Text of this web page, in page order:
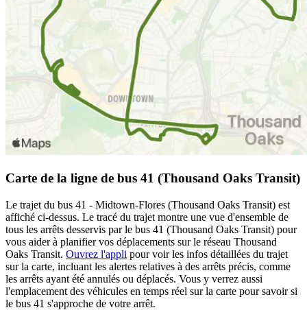
Carte de la ligne de bus 41 (Thousand Oaks Transit)
Le trajet du bus 41 - Midtown-Flores (Thousand Oaks Transit) est
affiché ci-dessus. Le tracé du trajet montre une vue d'ensemble de
tous les arrêts desservis par le bus 41 (Thousand Oaks Transit) pour
vous aider à planifier vos déplacements sur le réseau Thousand
Oaks Transit. Ouvrez l'appli pour voir les infos détaillées du trajet
sur la carte, incluant les alertes relatives à des arrêts précis, comme
les arrêts ayant été annulés ou déplacés. Vous y verrez aussi
l'emplacement des véhicules en temps réel sur la carte pour savoir si
le bus 41 s'approche de votre arrêt.